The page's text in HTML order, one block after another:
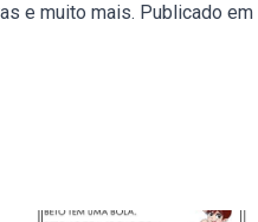
e muito mais. Publicado em